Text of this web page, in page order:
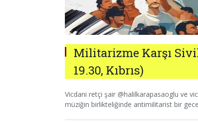
Militarizme Karşı
19.30, Kıbrıs)
Vicdani retçi şair @halilkarapasaoglu ve
müziğin birlikteliğinde antimilitarist bir